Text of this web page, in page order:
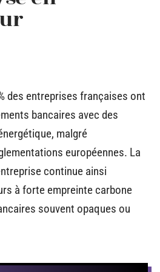
des entreprises françaises ont
bancaires avec des
malgré
européennes. La
continue ainsi
à forte empreinte carbone
souvent opaques ou